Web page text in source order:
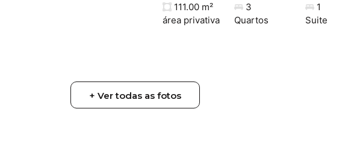
111.00 m²
área privativa
3
Quartos
1
Suite
+ Ver todas as fotos